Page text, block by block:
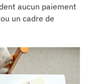
aucun paiement
un cadre de